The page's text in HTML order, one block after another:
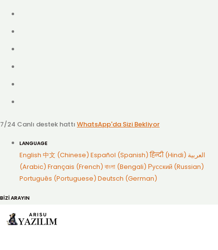
7/24 Canlı destek hattı WhatsApp'da Sizi Bekliyor
LANGUAGE
English 中文 (Chinese) Español (Spanish) हिन्दी (Hindi) العربية
(Arabic) Français (French) বাংলা (Bengali) Русский (Russian)
Português (Portuguese) Deutsch (German)
BİZİ ARAYIN